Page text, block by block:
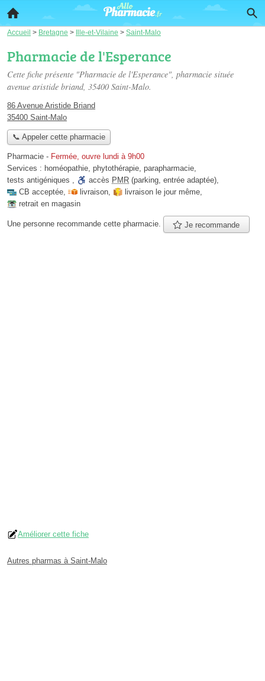
Accueil > Bretagne > Ille-et-Vilaine > Saint-Malo
Pharmacie de l'Esperance
Cette fiche présente "Pharmacie de l'Esperance", pharmacie située
avenue aristide briand, 35400 Saint-Malo.
86 Avenue Aristide Briand
35400 Saint-Malo
📞 Appeler cette pharmacie
Pharmacie - Fermée, ouvre lundi à 9h00
Services : homéopathie, phytothérapie, parapharmacie,
tests antigéniques , accès PMR (parking, entrée adaptée),
CB acceptée, livraison, livraison le jour même,
retrait en magasin
Une personne recommande cette pharmacie. Je recommande
Améliorer cette fiche
Autres pharmas à Saint-Malo